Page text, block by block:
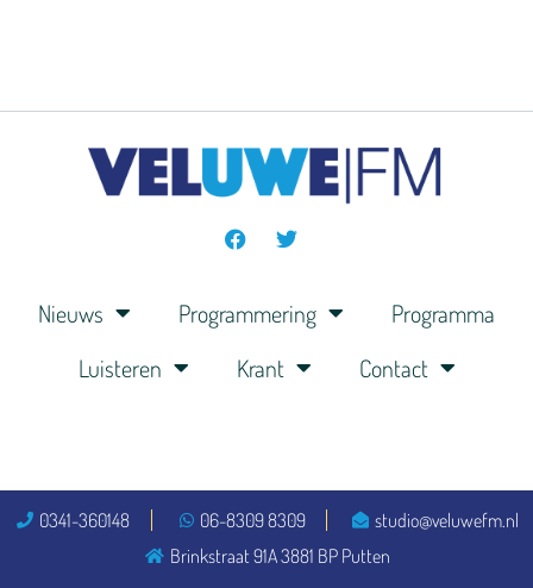
Nieuws Programmering
Programma
Luisteren
Krant Contact
0341-360148 06-8309 8309
studio@veluwefm.nl
Brinkstraat 91A 3881 BP Putten